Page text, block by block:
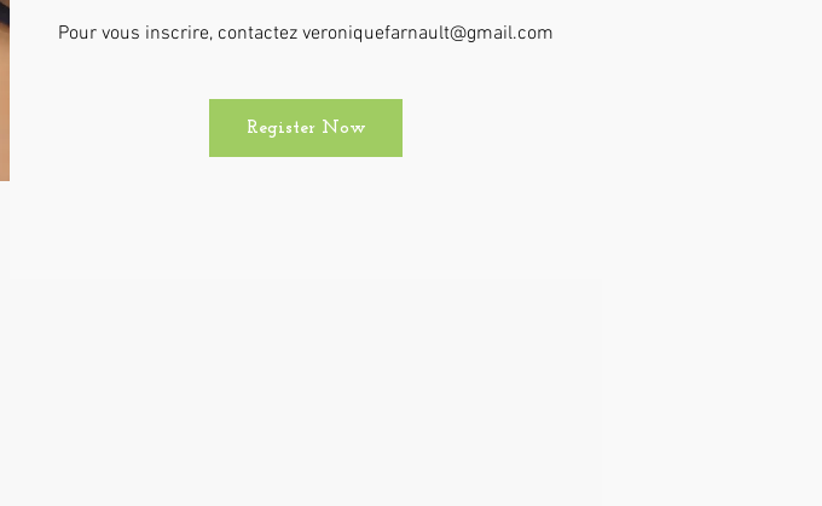
Pour vous inscrire, contactez veroniquefarnault@gmail.com
Register Now